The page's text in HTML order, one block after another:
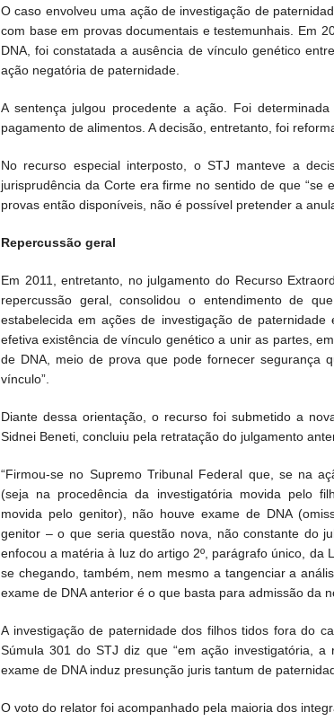
O caso envolveu uma ação de investigação de
com base em provas documentais e testemunhais. Em
DNA, foi constatada a ausência de vínculo genético
ação negatória de paternidade.
A sentença julgou procedente a ação. Foi
pagamento de alimentos. A decisão, entretanto, foi
No recurso especial interposto, o STJ manteve a
jurisprudência da Corte era firme no sentido de que “se
provas então disponíveis, não é possível pretender a
Repercussão geral
Em 2011, entretanto, no julgamento do Recurso
repercussão geral, consolidou o entendimento de
estabelecida em ações de investigação de
efetiva existência de vínculo genético a unir as partes,
de DNA, meio de prova que pode fornecer segurança
vínculo”.
Diante dessa orientação, o recurso foi submetido a
Sidnei Beneti, concluiu pela retratação do julgamento
“Firmou-se no Supremo Tribunal Federal que, se na
(seja na procedência da investigatória movida pelo
movida pelo genitor), não houve exame de DNA
genitor – o que seria questão nova, não constante do
enfocou a matéria à luz do artigo 2º, parágrafo único, da
se chegando, também, nem mesmo a tangenciar a
exame de DNA anterior é o que basta para admissão da
A investigação de paternidade dos filhos tidos fora do
Súmula 301 do STJ diz que “em ação investigatória,
exame de DNA induz presunção juris tantum de
O voto do relator foi acompanhado pela maioria dos